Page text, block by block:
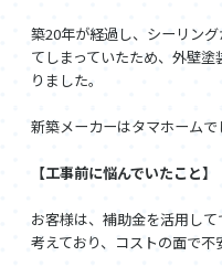
築20年が経過し、シーリン
てしまっていたため、外壁
りました。
新築メーカーはタマホームで
【工事前に悩んでいたこと】
お客様は、補助金を活用し
考えており、コストの面で不